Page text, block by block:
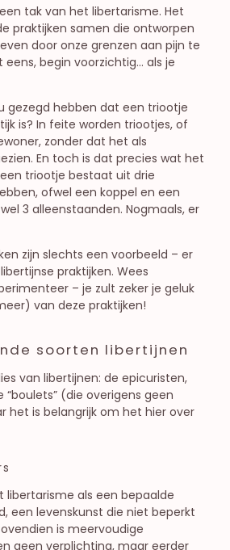
een tak van het libertarisme. Het
praktijken samen die ontworpen
door onze grenzen aan pijn te
eens, begin voorzichtig… als je
gezegd hebben dat een triootje
is? In feite worden triootjes, of
zonder dat het als
En toch is dat precies wat het
triootje bestaat uit drie
ofwel een koppel en een
3 alleenstaanden. Nogmaals, er
zijn slechts een voorbeeld – er
praktijken. Wees
– je zult zeker je geluk
van deze praktijken!
soorten libertijnen
van libertijnen: de epicuristen,
“boulets” (die overigens geen
het is belangrijk om het hier over
libertarisme als een bepaalde
een levenskunst die niet beperkt
is meervoudige
geen verplichting, maar eerder